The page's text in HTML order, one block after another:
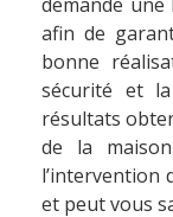
afin de
bonne
sécurité et
résultats
de la
l’intervention
et peut vous